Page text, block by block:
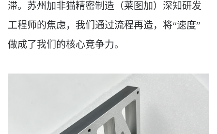
滞。苏州加非猫精密制造 （莱图加 ） 深知研发
工程师的焦虑，我们通过流程再造，将“速度”
做成了我们的核心竞争力。